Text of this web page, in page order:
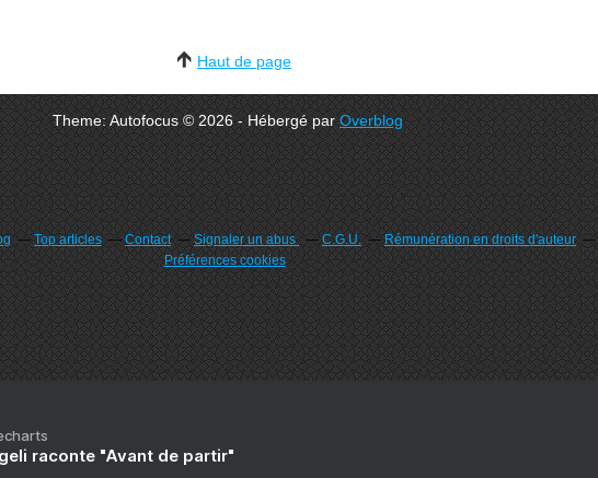
Haut de page
Theme: Autofocus © 2026 - Hébergé parOverblog
Top articles Contact Signaler un abus C.G.U. Rémunération en droits d'auteur
Préférences cookies
raconte "Avant de partir"